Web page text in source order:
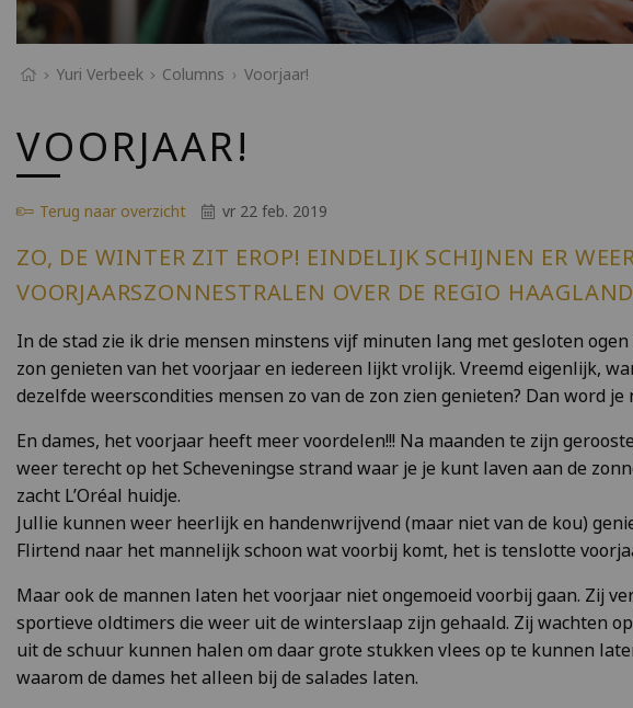
Yuri Verbeek Columns Voorjaar!
VOORJAAR!
Terug naar overzicht vr 22 feb. 2019
ZO, DE WINTER ZIT EROP! EINDELIJK SCHIJNEN ER
VOORJAARSZONNESTRALEN OVER DE REGIO
In de stad zie ik drie mensen minstens vijf minuten lang met gesloten
zon genieten van het voorjaar en iedereen lijkt vrolijk. Vreemd eigenlijk,
dezelfde weerscondities mensen zo van de zon zien genieten? Dan word
En dames, het voorjaar heeft meer voordelen!!! Na maanden te zijn
weer terecht op het Scheveningse strand waar je je kunt laven aan de
zacht L’Oréal huidje.
Jullie kunnen weer heerlijk en handenwrijvend (maar niet van de kou)
Flirtend naar het mannelijk schoon wat voorbij komt, het is tenslotte
Maar ook de mannen laten het voorjaar niet ongemoeid voorbij gaan. Zij
sportieve oldtimers die weer uit de winterslaap zijn gehaald. Zij wachten
uit de schuur kunnen halen om daar grote stukken vlees op te kunnen
waarom de dames het alleen bij de salades laten.